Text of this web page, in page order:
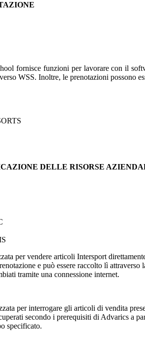
fornisce funzioni per lavorare con il
WSS. Inoltre, le prenotazioni possono
DELLE RISORSE
per vendere articoli Intersport
e può essere raccolto lì
tramite una connessione internet.
per interrogare gli articoli di vendita
secondo i prerequisiti di Advarics a
specificato.